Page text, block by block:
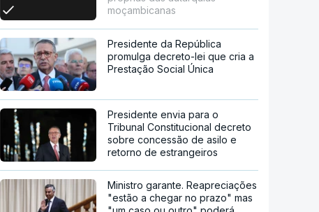
moçambicanas
Presidente da República
promulga decreto-lei que cria a
Prestação Social Única
Presidente envia para o
Tribunal Constitucional decreto
sobre concessão de asilo e
retorno de estrangeiros
Ministro garante. Reapreciações
"estão a chegar no prazo" mas